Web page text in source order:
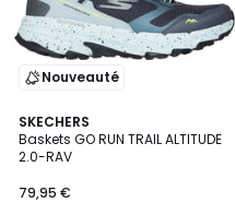
Nouveauté
SKECHERS
Baskets GO RUN TRAIL ALTITUDE
2.0-RAV
79,95 €